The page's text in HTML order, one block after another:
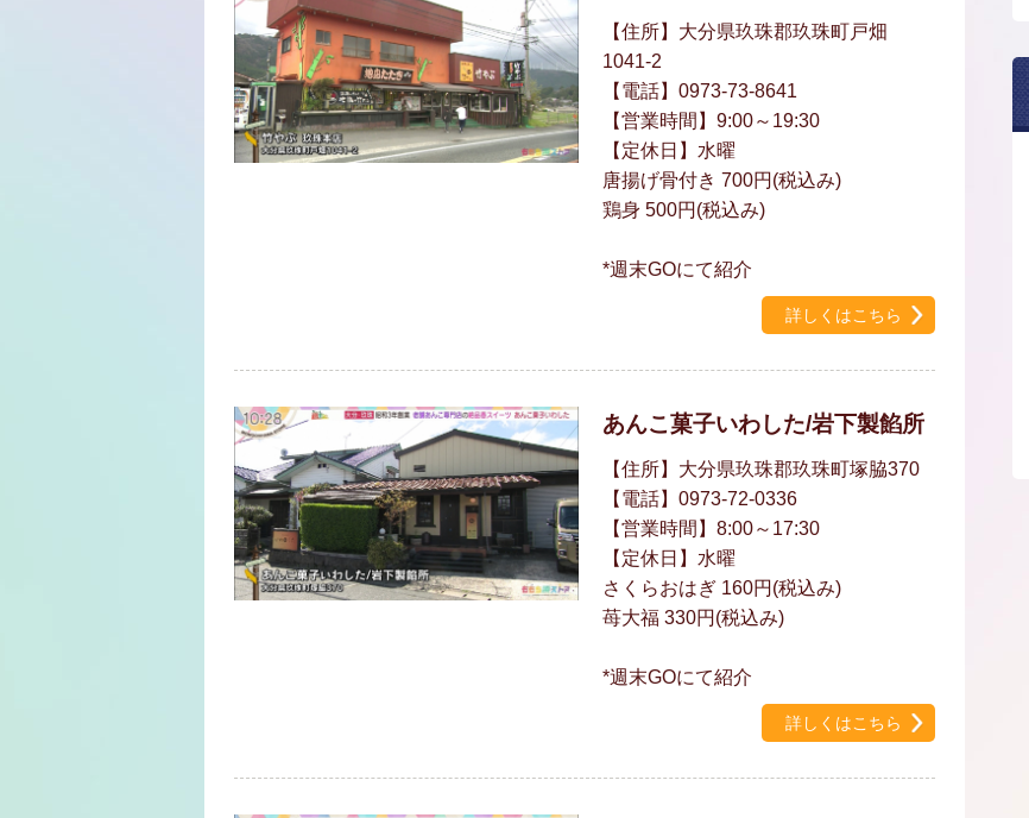
【住所】大分県玖珠郡玖珠町戸畑
1041-2
【電話】0973-73-8641
【営業時間】9:00～19:30
【定休日】水曜
唐揚げ骨付き 700円(税込み)
鶏身 500円(税込み)
*週末GOにて紹介
詳しくはこちら
あんこ菓子いわした/岩下製餡所
【住所】大分県玖珠郡玖珠町塚脇370
【電話】0973-72-0336
【営業時間】8:00～17:30
【定休日】水曜
さくらおはぎ 160円(税込み)
苺大福 330円(税込み)
*週末GOにて紹介
詳しくはこちら